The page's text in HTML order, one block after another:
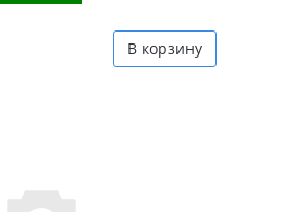
В корзину